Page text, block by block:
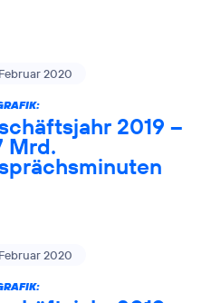
2020
2019 –
Mrd.
2020